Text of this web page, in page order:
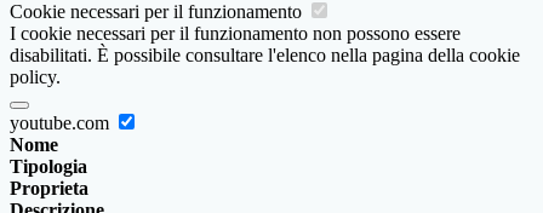
Cookie necessari per il funzionamento
I cookie necessari per il funzionamento non possono essere
disabilitati. È possibile consultare l'elenco nella pagina della cookie
policy.
youtube.com
Nome
Tipologia
Proprieta